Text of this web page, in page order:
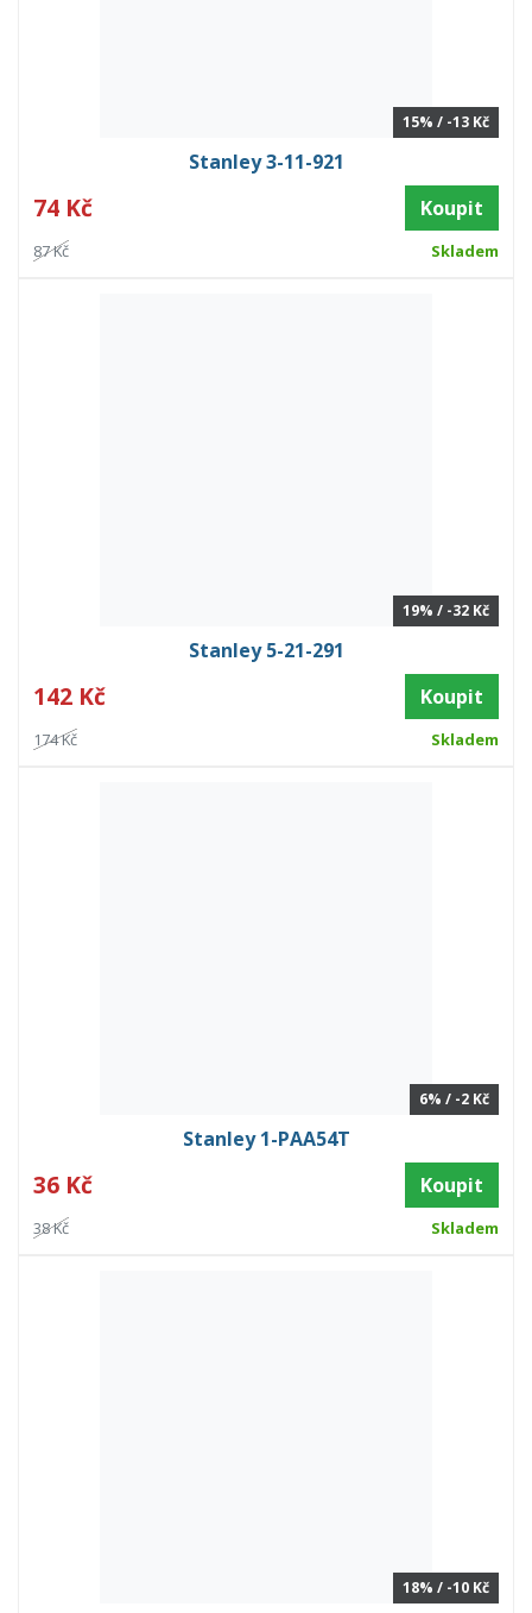
15% / -13 Kč
Stanley 3-11-921
74 Kč Koupit
87 Kč Skladem
19% / -32 Kč
Stanley 5-21-291
142 Kč Koupit
174 Kč Skladem
6% / -2 Kč
Stanley 1-PAA54T
36 Kč Koupit
38 Kč Skladem
18% / -10 Kč